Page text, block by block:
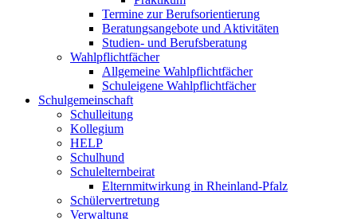
Termine zur Berufsorientierung
Beratungsangebote und Aktivitäten
Studien- und Berufsberatung
Wahlpflichtfächer
Allgemeine Wahlpflichtfächer
Schuleigene Wahlpflichtfächer
Schulgemeinschaft
Schulleitung
Kollegium
HELP
Schulhund
Schulelternbeirat
Elternmitwirkung in Rheinland-Pfalz
Schülervertretung
Verwaltung